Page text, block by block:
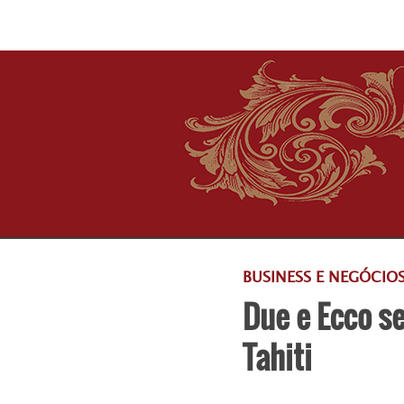
BUSINESS E
Due e Ecco
Tahiti